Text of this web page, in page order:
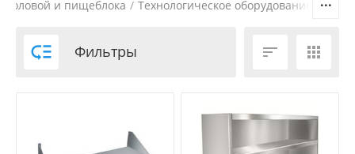
и пищеблока / Технологическое оборудование
 Фильтры  